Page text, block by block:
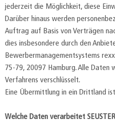
jederzeit die Möglichkeit, diese
Darüber hinaus werden
Auftrag auf Basis von Verträgen
dies insbesondere durch den
Bewerbermanagementsystems
75-79, 20097 Hamburg. Alle Daten
Verfahrens verschlüsselt.
Eine Übermittlung in ein Drittland
Welche Daten verarbeitet